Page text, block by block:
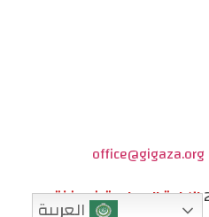
office@gigaza.org
الإبادة الجماعية في غزة
العربية